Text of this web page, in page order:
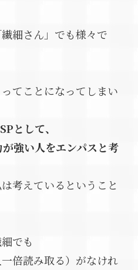
細さん」でも様々で
てことになってしまい
として、
強い人をエンパスと考
は考えているということ
でも
倍読み取る）がなけれ